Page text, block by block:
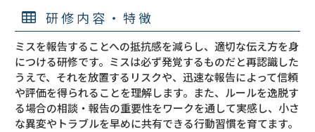
研修内容・特徴
ミスを報告することへの抵抗感を減らし、適切な伝え方を身
につける研修です。ミスは必ず発覚するものだと再認識した
うえで、それを放置するリスクや、迅速な報告によって信頼
や評価を得られることを理解します。また、ルールを逸脱す
る場合の相談・報告の重要性をワークを通して実感し、小さ
な異変やトラブルを早めに共有できる行動習慣を育てます。